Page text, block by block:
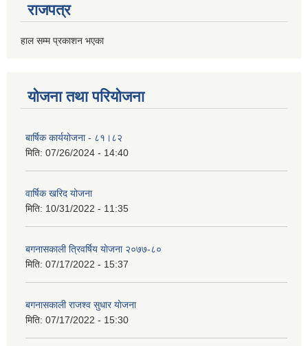
राजपत्र
हाल सम्म प्रकाशन भएका
योजना तथा परियोजना
बार्षिक कार्ययोजना - ८१।८२
मिति: 07/26/2024 - 14:40
वार्षिक खरिद योजना
मिति: 10/31/2022 - 11:35
बगनासकाली त्रिवर्षिय याेजना २०७७-८०
मिति: 07/17/2022 - 15:37
बगनासकाली राजश्व सुधार याेजना
मिति: 07/17/2022 - 15:30